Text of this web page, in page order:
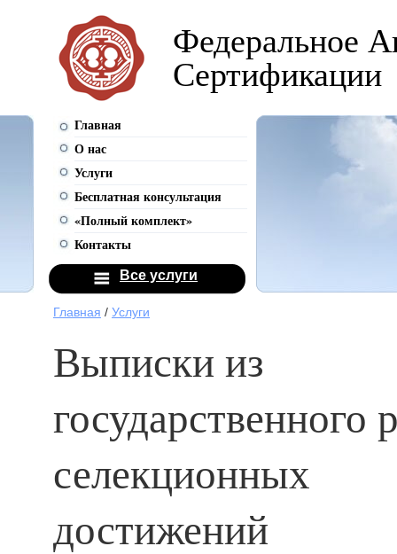
Федеральное
Сертификации
Главная
О нас
Услуги
Бесплатная консультация
«Полный комплект»
Контакты
Все услуги
Главная / Услуги
Выписки из
государственного
селекционных
достижений